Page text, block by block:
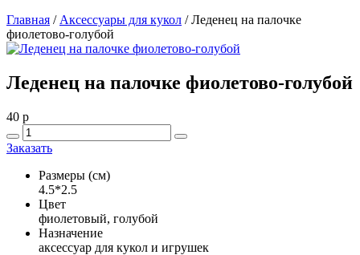
Главная / Аксессуары для кукол /Леденец на палочке
фиолетово-голубой
Леденец на палочке фиолетово-голубой
40 p
Заказать
Размеры (см)
4.5*2.5
Цвет
фиолетовый, голубой
Назначение
аксессуар для кукол и игрушек